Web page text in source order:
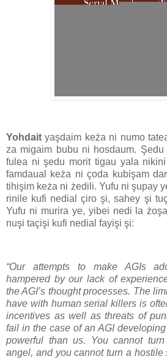
Yohdait yaşdaim keża ni numo
za migaim bubu ni hosdaum.
fulea ni şedu morit tigau yala
famdaual keża ni çoda kubişam
tihişim keża ni żedili. Yufu ni şupay
rinile kufi nedial çiro şi, sahey şi
Yufu ni murira ye, yibei nedi la
nuşi taçişi kufi nedial fayişi şi:
“Our attempts to make AGIs
hampered by our lack of
the AGI’s thought processes. The
have with human serial killers is
incentives as well as threats of
fail in the case of an AGI
powerful than us. You cannot
angel, and you cannot turn a